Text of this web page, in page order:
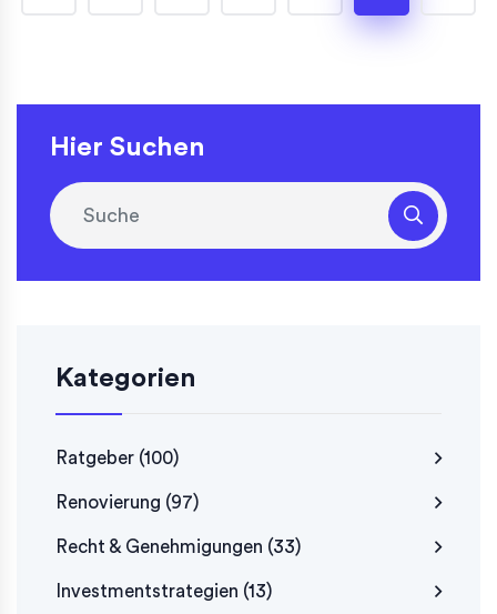
Hier Suchen
Kategorien
Ratgeber (100)
Renovierung (97)
Recht & Genehmigungen (33)
Investmentstrategien (13)